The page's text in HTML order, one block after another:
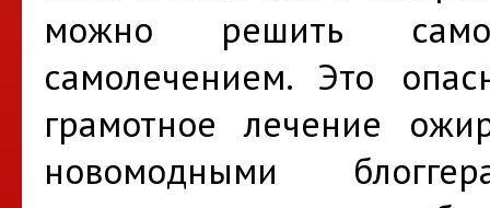
можно решить
самолечением. Это
грамотное лечение
новомодными